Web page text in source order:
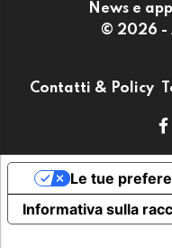
News e
© 2026 -
Contatti & Policy
Informativa sulla
Le tue